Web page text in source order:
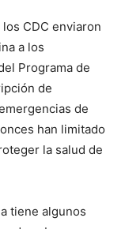
CDC enviaron
a los
Programa de
de
de
han limitado
la salud de
tiene algunos